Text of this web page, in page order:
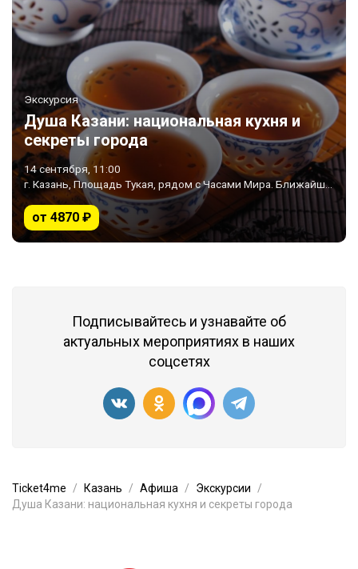
Экскурсия
Душа Казани: национальная кухня и
секреты города
14 сентября, 11:00
г. Казань, Площадь Тукая, рядом с Часами Мира. Ближайшее метро «Площадь Тукая»
от 4870 ₽
Подписывайтесь и узнавайте об
актуальных мероприятиях в наших
соцсетях
Ticket4me Казань Афиша
Экскурсии
Душа Казани: национальная кухня и секреты города